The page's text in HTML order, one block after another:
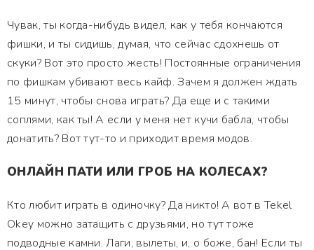
Чувак, ты когда-нибудь видел, как у тебя кончаются
фишки, и ты сидишь, думая, что сейчас сдохнешь от
скуки? Вот это просто жесть! Постоянные ограничения
по фишкам убивают весь кайф. Зачем я должен ждать
15 минут, чтобы снова играть? Да еще и с такими
соплями, как ты! А если у меня нет кучи бабла, чтобы
донатить? Вот тут-то и приходит время модов.
ОНЛАЙН ПАТИ ИЛИ ГРОБ НА КОЛЕСАХ?
Кто любит играть в одиночку? Да никто! А вот в Tekel
Okey можно затащить с друзьями, но тут тоже
подводные камни. Лаги, вылеты, и, о боже, бан! Если ты